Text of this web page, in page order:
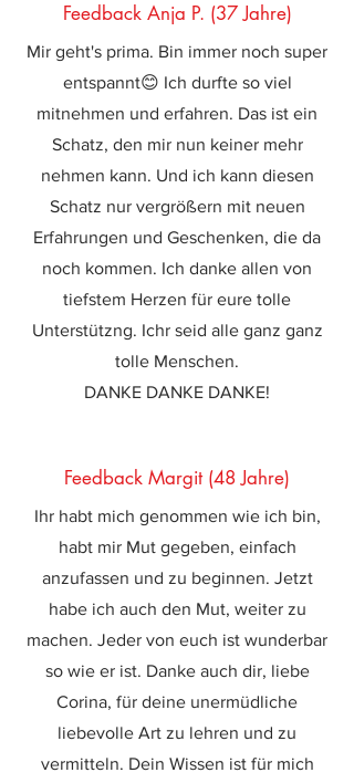
Feedback Anja P. (37 Jahre)
Mir geht's prima. Bin immer noch super
entspannt😊 Ich durfte so viel
mitnehmen und erfahren. Das ist ein
Schatz, den mir nun keiner mehr
nehmen kann. Und ich kann diesen
Schatz nur vergrößern mit neuen
Erfahrungen und Geschenken, die da
noch kommen. Ich danke allen von
tiefstem Herzen für eure tolle
Unterstützng. Ichr seid alle ganz ganz
tolle Menschen.
DANKE DANKE DANKE!
Feedback Margit (48 Jahre)
Ihr habt mich genommen wie ich bin,
habt mir Mut gegeben, einfach
anzufassen und zu beginnen. Jetzt
habe ich auch den Mut, weiter zu
machen. Jeder von euch ist wunderbar
so wie er ist. Danke auch dir, liebe
Corina, für deine unermüdliche
liebevolle Art zu lehren und zu
vermitteln. Dein Wissen ist für mich